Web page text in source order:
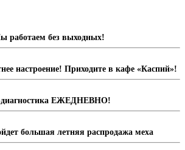
работаем без выходных!
настроение! Приходите в кафе «Каспий»!
ЕЖЕДНЕВНО!
большая летняя распродажа меха